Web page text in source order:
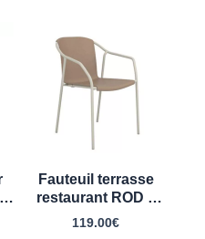
Fauteuil terrasse
restaurant ROD –
Mobilier
119.00€